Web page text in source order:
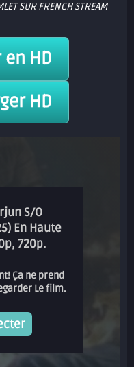
SUR FRENCH STREAM
HD
HD
S/O
En Haute
720p.
Ça ne prend
Le film.